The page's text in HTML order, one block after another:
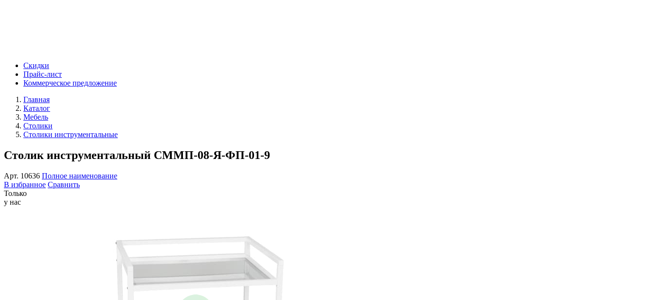
Скидки
Прайс-лист
Коммерческое предложение
Главная
Каталог
Мебель
Столики
Столики инструментальные
Столик инструментальный СММП-08-Я-ФП-01-9
Арт. 10636 Полное наименование
В избранное Сравнить
Только
у нас